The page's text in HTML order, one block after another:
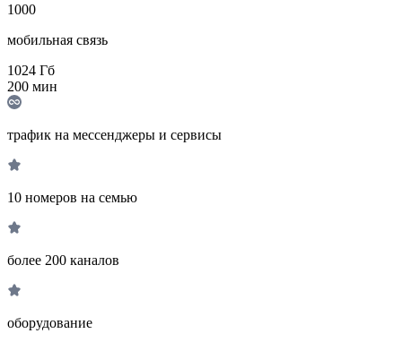
1000
мобильная связь
1024 Гб
200 мин
трафик на мессенджеры и сервисы
10 номеров на семью
более 200 каналов
оборудование